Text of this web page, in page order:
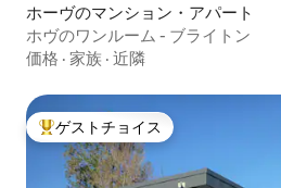
ホーヴのマンション・アパート
ホヴのワンルーム - ブライトン
価格 · 家族 · 近隣
大好評のゲストチョイスです。
ゲストチョイス